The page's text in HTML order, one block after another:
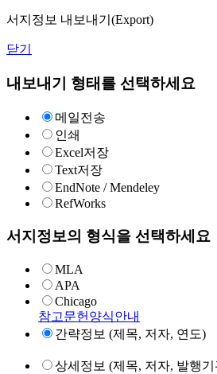
서지정보 내보내기(Export)
닫기
내보내기 형태를 선택하세요
메일전송
인쇄
Excel저장
Text저장
EndNote / Mendeley
RefWorks
서지정보의 형식을 선택하세요
MLA
APA
Chicago
참고문헌양식안내
간략정보 (제목, 저자, 연도)
상세정보 (제목, 저자, 발행